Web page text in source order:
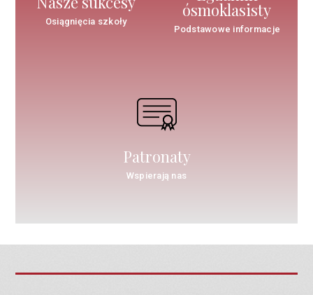
Osiągnięcia szkoły
ósmoklasisty
Podstawowe informacje
Patronaty
Wspierają nas